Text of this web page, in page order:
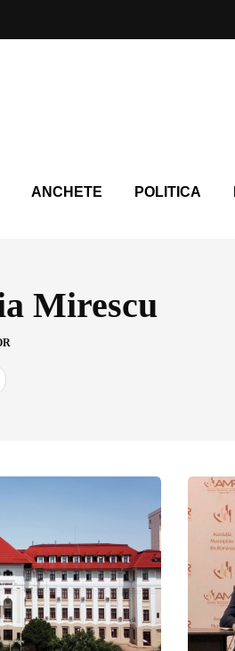
ANCHETE POLITICA
Mirescu